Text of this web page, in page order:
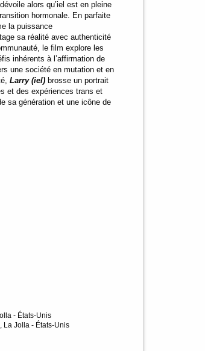
alors qu’iel est en pleine
hormonale. En parfaite
la puissance
sa réalité avec authenticité
le film explore les
inhérents à l’affirmation de
une société en mutation et en
Larry (iel) brosse un portrait
et des expériences trans et
sa génération et une icône de
- États-Unis
La Jolla - États-Unis